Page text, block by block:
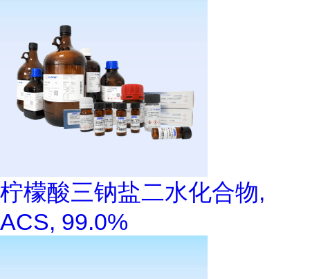
柠檬酸三钠盐二水化合物,
ACS, 99.0%